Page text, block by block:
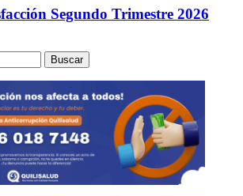
Segundo Trimestre 2026